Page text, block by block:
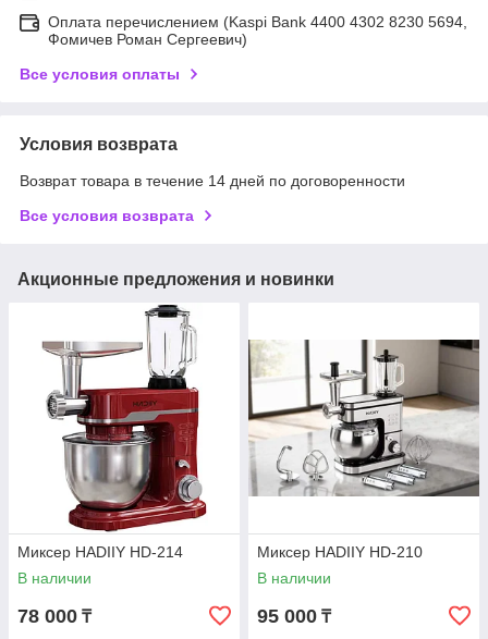
Оплата перечислением (Kaspi Bank 4400 4302 8230 5694,
Фомичев Роман Сергеевич)
Все условия оплаты
Условия возврата
Возврат товара в течение 14 дней по договоренности
Все условия возврата
Акционные предложения и новинки
Миксер HADIIY HD-214
В наличии
78 000 ₸
Миксер HADIIY HD-210
В наличии
95 000 ₸